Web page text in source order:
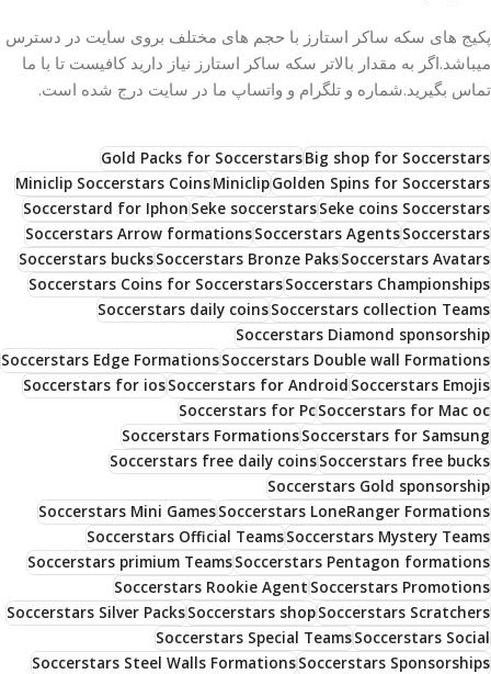
پکیج های سکه ساکر استارز با حجم های مختلف بروی سایت در دسترس
میباشد.اگر به مقدار بالاتر سکه ساکر استارز نیاز دارید کافیست تا با ما
تماس بگیرید.شماره و تلگرام و واتساپ ما در سایت درج شده است.
Big shop for Soccerstars
Gold Packs for Soccerstars
Golden Spins for Soccerstars
Miniclip
Miniclip Soccerstars Coins
Seke coins Soccerstars
Seke soccerstars
Soccerstard for Iphon
Soccerstars
Soccerstars Agents
Soccerstars Arrow formations
Soccerstars Avatars
Soccerstars Bronze Paks
Soccerstars bucks
Soccerstars Championships
Soccerstars Coins for Soccerstars
Soccerstars collection Teams
Soccerstars daily coins
Soccerstars Diamond sponsorship
Soccerstars Double wall Formations
Soccerstars Edge Formations
Soccerstars Emojis
Soccerstars for Android
Soccerstars for ios
Soccerstars for Mac oc
Soccerstars for Pc
Soccerstars for Samsung
Soccerstars Formations
Soccerstars free bucks
Soccerstars free daily coins
Soccerstars Gold sponsorship
Soccerstars LoneRanger Formations
Soccerstars Mini Games
Soccerstars Mystery Teams
Soccerstars Official Teams
Soccerstars Pentagon formations
Soccerstars primium Teams
Soccerstars Promotions
Soccerstars Rookie Agent
Soccerstars Scratchers
Soccerstars shop
Soccerstars Silver Packs
Soccerstars Social
Soccerstars Special Teams
Soccerstars Sponsorships
Soccerstars Steel Walls Formations